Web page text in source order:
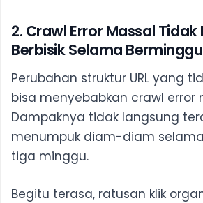
2. Crawl Error Massal Tidak
Berbisik Selama
Perubahan struktur URL yang
bisa menyebabkan crawl error
Dampaknya tidak langsung
menumpuk diam-diam
tiga minggu.
Begitu terasa, ratusan klik